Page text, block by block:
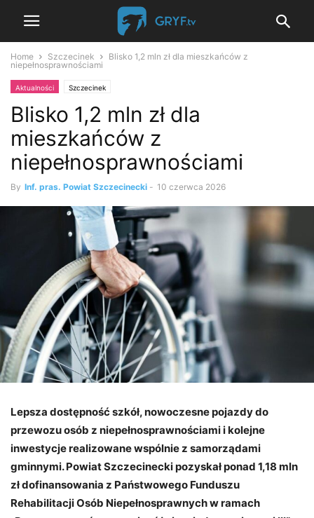
Home Szczecinek
Blisko 1,2 mln zł dla mieszkańców z
niepełnosprawnościami
Aktualności Szczecinek
Blisko 1,2 mln zł dla
mieszkańców z
niepełnosprawnościami
By Inf. pras. Powiat Szczecinecki - 10 czerwca 2026
Lepsza dostępność szkół, nowoczesne pojazdy do
przewozu osób z niepełnosprawnościami i kolejne
inwestycje realizowane wspólnie z samorządami
gminnymi. Powiat Szczecinecki pozyskał ponad 1,18 mln
zł dofinansowania z Państwowego Funduszu
Rehabilitacji Osób Niepełnosprawnych w ramach